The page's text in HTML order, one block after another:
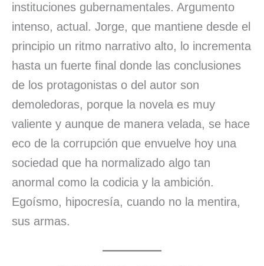
instituciones gubernamentales. Argumento
intenso, actual. Jorge, que mantiene desde el
principio un ritmo narrativo alto, lo incrementa
hasta un fuerte final donde las conclusiones
de los protagonistas o del autor son
demoledoras, porque la novela es muy
valiente y aunque de manera velada, se hace
eco de la corrupción que envuelve hoy una
sociedad que ha normalizado algo tan
anormal como la codicia y la ambición.
Egoísmo, hipocresía, cuando no la mentira,
sus armas.